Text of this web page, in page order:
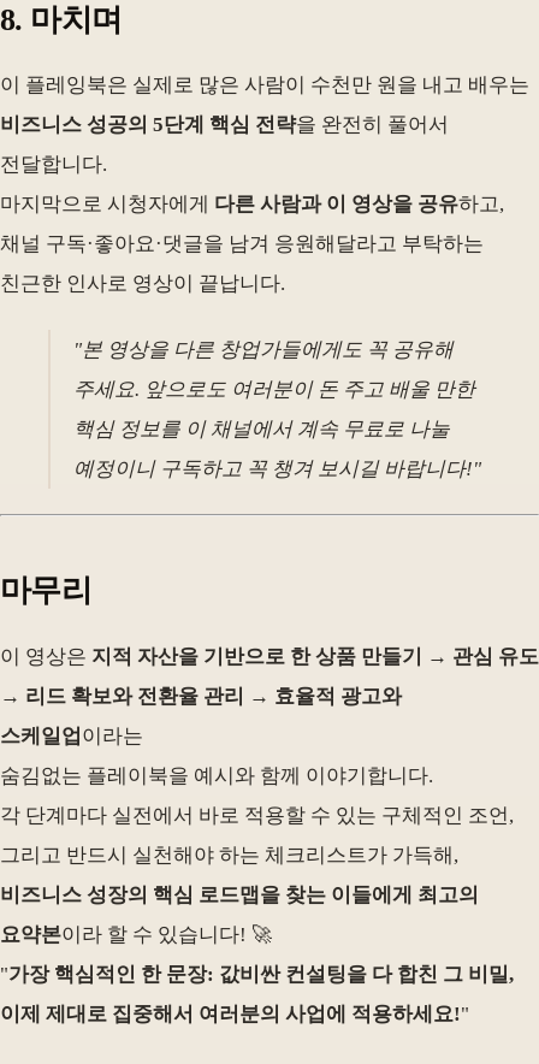
8. 마치며
이 플레잉북은 실제로 많은 사람이 수천만 원을 내고 배우는
비즈니스 성공의 5단계 핵심 전략을 완전히 풀어서
전달합니다.
마지막으로 시청자에게 다른 사람과 이 영상을 공유하고,
채널 구독·좋아요·댓글을 남겨 응원해달라고 부탁하는
친근한 인사로 영상이 끝납니다.
"본 영상을 다른 창업가들에게도 꼭 공유해
주세요. 앞으로도 여러분이 돈 주고 배울 만한
핵심 정보를 이 채널에서 계속 무료로 나눌
예정이니 구독하고 꼭 챙겨 보시길 바랍니다!"
마무리
이 영상은 지적 자산을 기반으로 한 상품 만들기 → 관심 유도
→ 리드 확보와 전환율 관리 → 효율적 광고와
스케일업 이라는
숨김없는 플레이북을 예시와 함께 이야기합니다.
각 단계마다 실전에서 바로 적용할 수 있는 구체적인 조언,
그리고 반드시 실천해야 하는 체크리스트가 가득해,
비즈니스 성장의 핵심 로드맵을 찾는 이들에게 최고의
요약본이라 할 수 있습니다! 🚀
"가장 핵심적인 한 문장: 값비싼 컨설팅을 다 합친 그 비밀,
이제 제대로 집중해서 여러분의 사업에 적용하세요!"